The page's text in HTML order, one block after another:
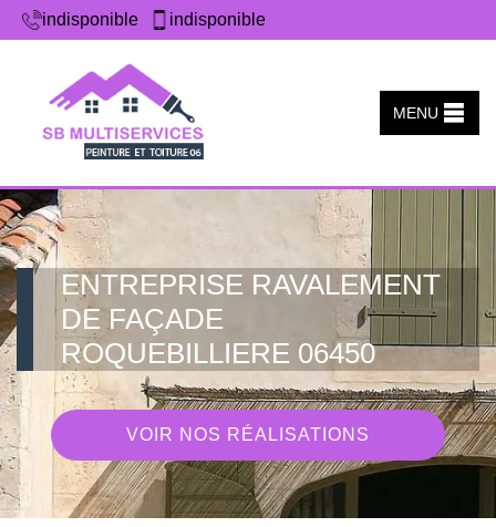
indisponible indisponible
MENU
ENTREPRISE RAVALEMENT
DE FAÇADE
ROQUEBILLIERE 06450
VOIR NOS RÉALISATIONS